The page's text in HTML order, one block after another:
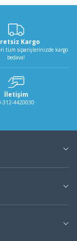
Kargo
tüm siparişlerinizde kargo
bedava!
İletişim
312-4420030